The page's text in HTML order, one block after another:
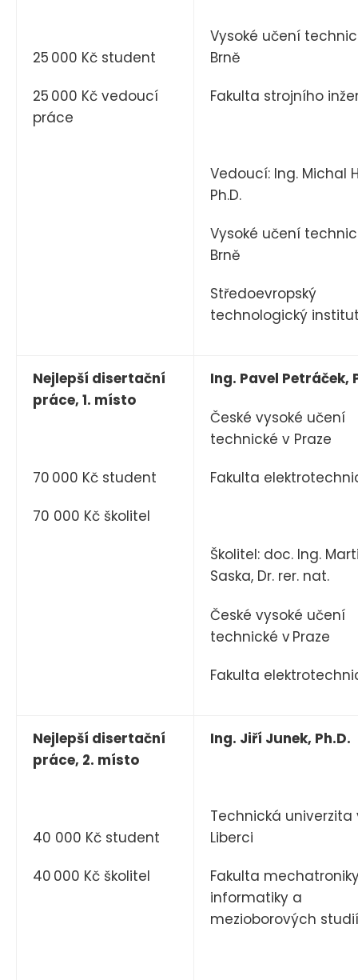
25 000 Kč student
25 000 Kč vedoucí
práce
Vysoké učení
Brně
Fakulta strojního
Vedoucí: Ing. Michal
Ph.D.
Vysoké učení
Brně
Středoevropský
technologický
Nejlepší disertační
práce, 1. místo
70 000 Kč student
70 000 Kč školitel
Ing. Pavel Petráček,
České vysoké učení
technické v Praze
Fakulta
Školitel: doc. Ing.
Saska, Dr. rer. nat.
České vysoké učení
technické v Praze
Fakulta
Nejlepší disertační
práce, 2. místo
40 000 Kč student
40 000 Kč školitel
Ing. Jiří Junek, Ph.D.
Technická univerzita
Liberci
Fakulta
informatiky a
mezioborových studií